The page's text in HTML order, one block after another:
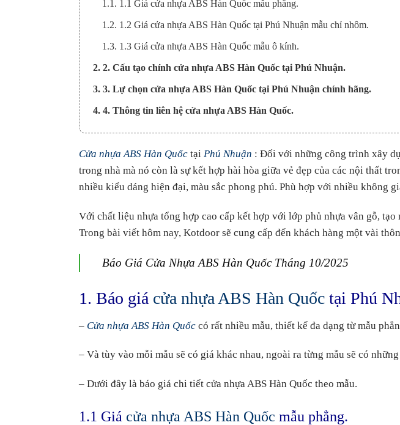
1.1. 1.1 Giá cửa nhựa ABS Hàn Quốc mẫu phẳng.
1.2. 1.2 Giá cửa nhựa ABS Hàn Quốc tại Phú Nhuận mẫu chỉ nhôm.
1.3. 1.3 Giá cửa nhựa ABS Hàn Quốc mẫu ô kính.
2. 2. Cấu tạo chính cửa nhựa ABS Hàn Quốc tại Phú Nhuận.
3. 3. Lự chọn cửa nhựa ABS Hàn Quốc tại Phú Nhuận chính hãng.
4. 4. Thông tin liên hệ cửa nhựa ABS Hàn Quốc.
Cửa nhựa ABS Hàn Quốc tạiPhú Nhuận : Đối với những công trình xây
trong nhà mà nó còn là sự kết hợp hài hòa giữa vẻ đẹp của các nội thất
nhiều kiểu dáng hiện đại, màu sắc phong phú. Phù hợp với nhiều không
Với chất liệu nhựa tổng hợp cao cấp kết hợp với lớp phủ nhựa vân gỗ,
Trong bài viết hôm nay, Kotdoor sẽ cung cấp đến khách hàng một vài
Báo Giá Cửa Nhựa ABS Hàn Quốc Tháng 10/2025
1. Báo giá cửa nhựa ABS Hàn Quốc tại Phú
–Cửa nhựa ABS Hàn Quốc có rất nhiều mẫu, thiết kế đa dạng từ mẫu
– Và tùy vào mỗi mẫu sẽ có giá khác nhau, ngoài ra từng mẫu sẽ có
– Dưới đây là báo giá chi tiết cửa nhựa ABS Hàn Quốc theo mẫu.
1.1 Giá cửa nhựa ABS Hàn Quốc mẫu phẳng.